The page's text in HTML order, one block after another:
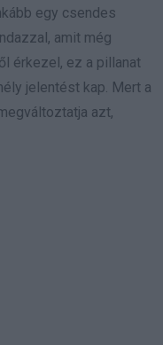
egy csendes
amit még
érkezel, ez a pillanat
jelentést kap. Mert a
azt,